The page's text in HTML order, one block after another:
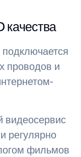
проводов и
видеосервис
регулярно
фильмов